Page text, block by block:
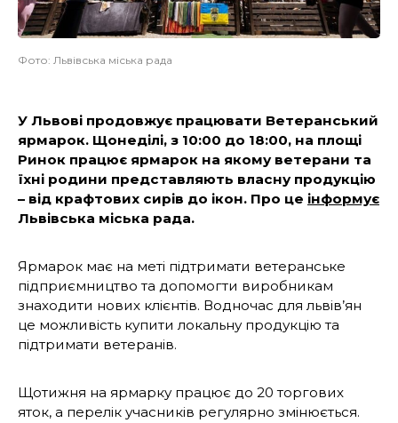
Фото: Львівська міська рада
У Львові продовжує працювати Ветеранський
ярмарок. Щонеділі, з 10:00 до 18:00, на площі
Ринок працює ярмарок на якому ветерани та
їхні родини представляють власну продукцію
– від крафтових сирів до ікон. Про це інформує
Львівська міська рада.
Ярмарок має на меті підтримати ветеранське
підприємництво та допомогти виробникам
знаходити нових клієнтів. Водночас для львів’ян
це можливість купити локальну продукцію та
підтримати ветеранів.
Щотижня на ярмарку працює до 20 торгових
яток, а перелік учасників регулярно змінюється.